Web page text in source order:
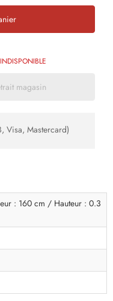
INDISPONIBLE
magasin
Visa, Mastercard)
: 160 cm / Hauteur : 0.3